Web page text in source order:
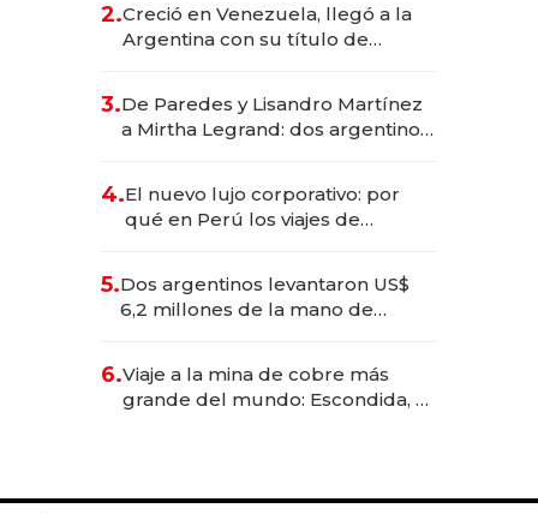
2.Creció en Venezuela, llegó a la
Argentina con su título de
las marcas "fast premium"
3.De Paredes y Lisandro Martínez
a Mirtha Legrand: dos argentinos
4.El nuevo lujo corporativo: por
qué en Perú los viajes de
para convertirse en experiencias
transformadoras
5.Dos argentinos levantaron US$
6,2 millones de la mano de
6.Viaje a la mina de cobre más
grande del mundo: Escondida, el